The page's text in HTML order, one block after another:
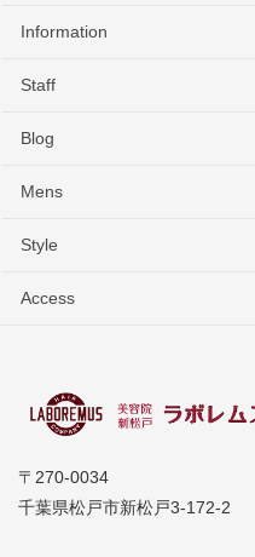
Information
Staff
Blog
Mens
Style
Access
〒270-0034
千葉県松戸市新松戸3-172-2